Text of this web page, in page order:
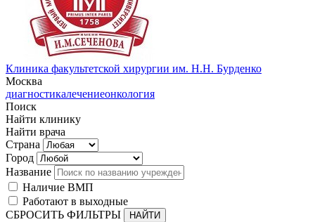
Клиника факультетской хирургии им. Н.Н. Бурденко
Москва
диагностикалечениеонкология
Поиск
Найти клинику
Найти врача
Страна
Город
Название
Наличие ВМП
Работают в выходные
СБРОСИТЬ ФИЛЬТРЫ